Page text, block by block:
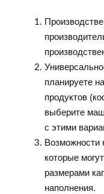
планируете
продуктов
выберите
с этими
Возможности
которые
размерами
наполнения.